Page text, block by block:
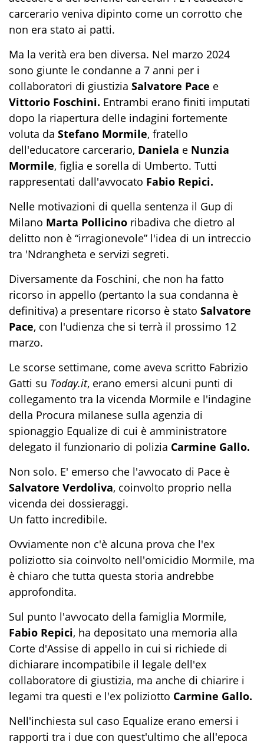
carcerario veniva dipinto come un corrotto che
non era stato ai patti.
Ma la verità era ben diversa. Nel marzo 2024
sono giunte le condanne a 7 anni per i
collaboratori di giustizia Salvatore Pace e
Vittorio Foschini. Entrambi erano finiti imputati
dopo la riapertura delle indagini fortemente
voluta da Stefano Mormile, fratello
dell'educatore carcerario, Daniela e Nunzia
Mormile, figlia e sorella di Umberto. Tutti
rappresentati dall'avvocato Fabio Repici.
Nelle motivazioni di quella sentenza il Gup di
Milano Marta Pollicino ribadiva che dietro al
delitto non è “irragionevole” l'idea di un intreccio
tra 'Ndrangheta e servizi segreti.
Diversamente da Foschini, che non ha fatto
ricorso in appello (pertanto la sua condanna è
definitiva) a presentare ricorso è stato Salvatore
Pace, con l'udienza che si terrà il prossimo 12
marzo.
Le scorse settimane, come aveva scritto Fabrizio
Gatti su Today.it, erano emersi alcuni punti di
collegamento tra la vicenda Mormile e l'indagine
della Procura milanese sulla agenzia di
spionaggio Equalize di cui è amministratore
delegato il funzionario di polizia Carmine Gallo.
Non solo. E' emerso che l'avvocato di Pace è
Salvatore Verdoliva, coinvolto proprio nella
vicenda dei dossieraggi.
Un fatto incredibile.
Ovviamente non c'è alcuna prova che l'ex
poliziotto sia coinvolto nell'omicidio Mormile, ma
è chiaro che tutta questa storia andrebbe
approfondita.
Sul punto l'avvocato della famiglia Mormile,
Fabio Repici, ha depositato una memoria alla
Corte d'Assise di appello in cui si richiede di
dichiarare incompatibile il legale dell'ex
collaboratore di giustizia, ma anche di chiarire i
legami tra questi e l'ex poliziotto Carmine Gallo.
Nell'inchiesta sul caso Equalize erano emersi i
rapporti tra i due con quest'ultimo che all'epoca